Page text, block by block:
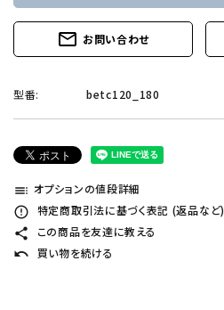
mail_outline お問い合わせ
型番: betc120_180
toc オプションの値段詳細
error_outline 特定商取引法に基づく表記 (返品など)
share この商品を友達に教える
undo 買い物を続ける